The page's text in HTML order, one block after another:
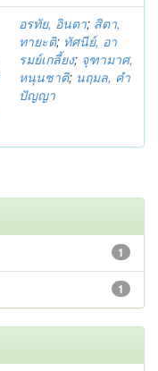
อรทัย, อินตา; สิตา,
ทายะติ; ทัศนีย์, อา
รมย์เกลี้ยง; จุฑามาศ,
หนุนชาติ; นฤมล, คำ
ปัญญา
1
1